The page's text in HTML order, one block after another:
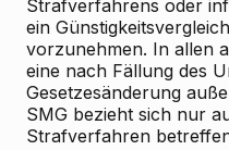
Strafverfahrens oder
ein
vorzunehmen. In allen
eine nach Fällung des
Gesetzesänderung
SMG bezieht sich nur
Strafverfahren